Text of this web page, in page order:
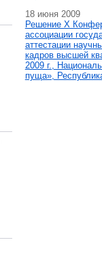
18 июня 2009
Решение X
ассоциации
аттестации
кадров высшей
2009 г.,
пуща»,